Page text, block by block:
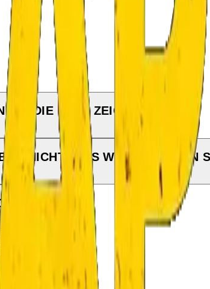
DIE ENTE ZEIGT
NICHT, WAS WIR DAMIT TUN